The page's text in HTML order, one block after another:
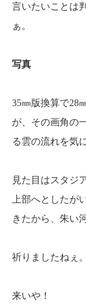
言いたいことは
ぁ。
写真
35㎜版換算で28
が、その画角の
る雲の流れを気
見た目はスタジ
上部へとしたが
きたから、朱い
祈りましたねぇ。
来いや！